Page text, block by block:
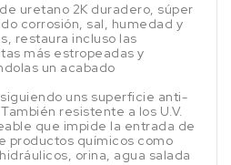
uretano 2K duradero, súper
corrosión, sal, humedad y
restaura incluso las
más estropeadas y
un acabado
uns superficie anti-
resistente a los U.V.
que impide la entrada de
productos químicos como
orina, agua salada